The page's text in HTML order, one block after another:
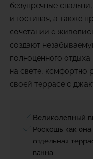
безупречные
и гостиная, а также
сочетании с
создают
полноценного
на свете, комфортно
своей террасе с
Великолепный
Роскошь как она
отдельная
ванна